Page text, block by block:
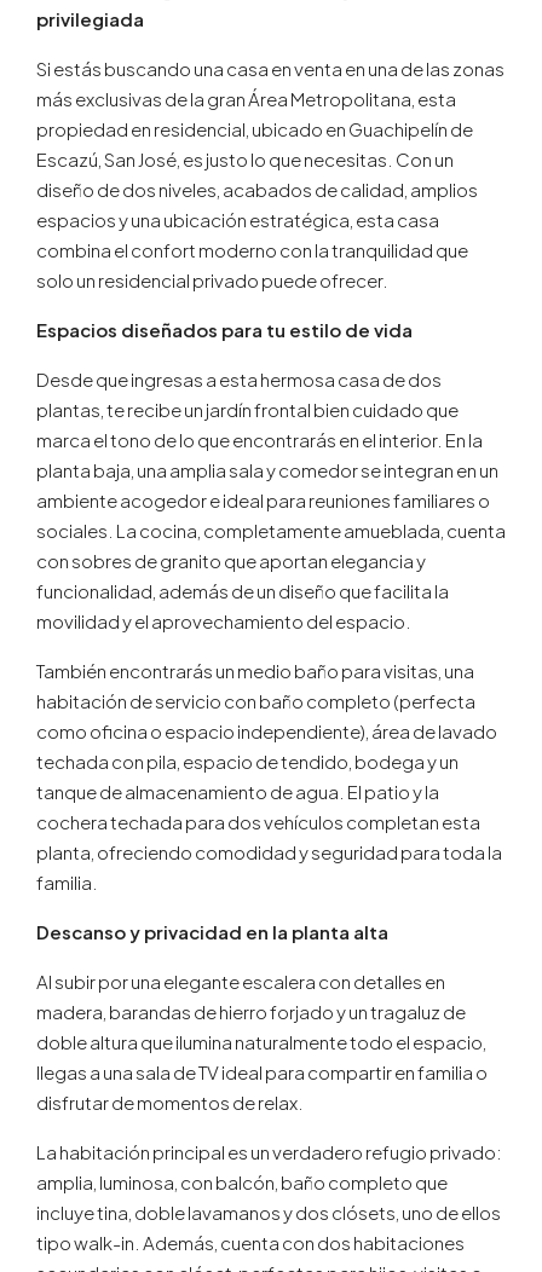
privilegiada
Si estás buscando una casa en venta en una de las zonas
más exclusivas de la gran Área Metropolitana, esta
propiedad en residencial, ubicado en Guachipelín de
Escazú, San José, es justo lo que necesitas. Con un
diseño de dos niveles, acabados de calidad, amplios
espacios y una ubicación estratégica, esta casa
combina el confort moderno con la tranquilidad que
solo un residencial privado puede ofrecer.
Espacios diseñados para tu estilo de vida
Desde que ingresas a esta hermosa casa de dos
plantas, te recibe un jardín frontal bien cuidado que
marca el tono de lo que encontrarás en el interior. En la
planta baja, una amplia sala y comedor se integran en un
ambiente acogedor e ideal para reuniones familiares o
sociales. La cocina, completamente amueblada, cuenta
con sobres de granito que aportan elegancia y
funcionalidad, además de un diseño que facilita la
movilidad y el aprovechamiento del espacio.
También encontrarás un medio baño para visitas, una
habitación de servicio con baño completo (perfecta
como oficina o espacio independiente), área de lavado
techada con pila, espacio de tendido, bodega y un
tanque de almacenamiento de agua. El patio y la
cochera techada para dos vehículos completan esta
planta, ofreciendo comodidad y seguridad para toda la
familia.
Descanso y privacidad en la planta alta
Al subir por una elegante escalera con detalles en
madera, barandas de hierro forjado y un tragaluz de
doble altura que ilumina naturalmente todo el espacio,
llegas a una sala de TV ideal para compartir en familia o
disfrutar de momentos de relax.
La habitación principal es un verdadero refugio privado:
amplia, luminosa, con balcón, baño completo que
incluye tina, doble lavamanos y dos clósets, uno de ellos
tipo walk-in. Además, cuenta con dos habitaciones